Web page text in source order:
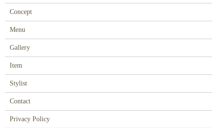
Concept
Menu
Gallery
Item
Stylist
Contact
Privacy Policy